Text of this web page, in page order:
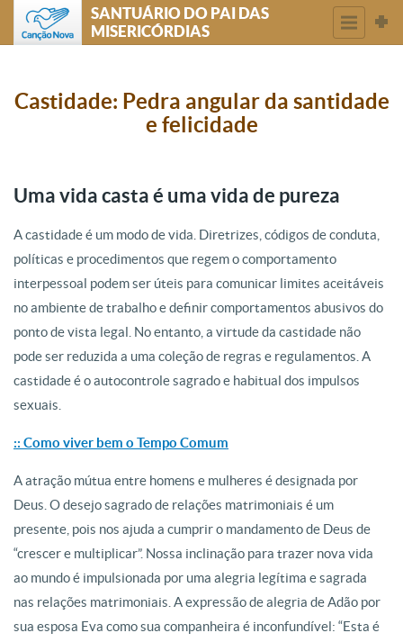
SANTUÁRIO DO PAI DAS
MISERICÓRDIAS
Castidade: Pedra angular da santidade
e felicidade
Uma vida casta é uma vida de pureza
A castidade é um modo de vida. Diretrizes, códigos de conduta,
políticas e procedimentos que regem o comportamento
interpessoal podem ser úteis para comunicar limites aceitáveis
no ambiente de trabalho e definir comportamentos abusivos do
ponto de vista legal. No entanto, a virtude da castidade não
pode ser reduzida a uma coleção de regras e regulamentos. A
castidade é o autocontrole sagrado e habitual dos impulsos
sexuais.
:: Como viver bem o Tempo Comum
A atração mútua entre homens e mulheres é designada por
Deus. O desejo sagrado de relações matrimoniais é um
presente, pois nos ajuda a cumprir o mandamento de Deus de
“crescer e multiplicar”. Nossa inclinação para trazer nova vida
ao mundo é impulsionada por uma alegria legítima e sagrada
nas relações matrimoniais. A expressão de alegria de Adão por
sua esposa Eva como sua companheira é inconfundível: “Esta é